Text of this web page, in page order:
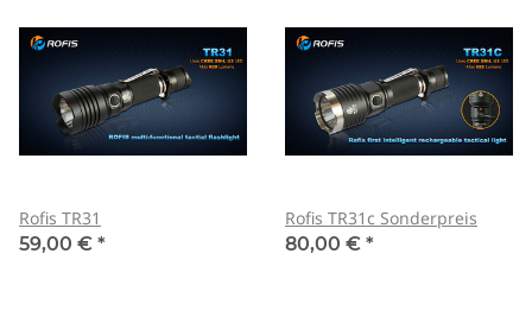
Rofis TR31
59,00 € *
Rofis TR31c Sonderpreis
80,00 € *